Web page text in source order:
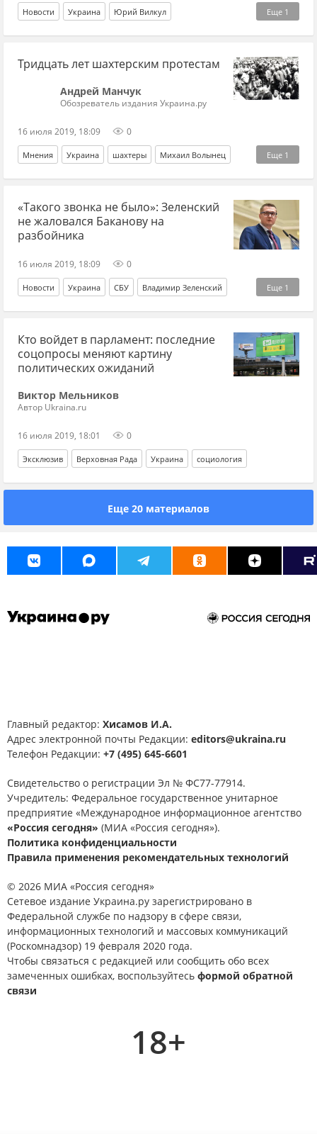
Еще 1
Новости Украина Юрий Вилкул
Владимир Зеленский
Тридцать лет шахтерским протестам
Андрей Манчук
Обозреватель издания Украина.ру
16 июля 2019, 18:09 0
Еще 1
Мнения Украина шахтеры Михаил Волынец
История
«Такого звонка не было»: Зеленский
не жаловался Баканову на
разбойника
16 июля 2019, 18:09 0
Еще 1
Новости Украина СБУ Владимир Зеленский
Иван Баканов
Кто войдет в парламент: последние
соцопросы меняют картину
политических ожиданий
Виктор Мельников
Автор Ukraina.ru
16 июля 2019, 18:01 0
Эксклюзив Верховная Рада Украина социология
Еще 20 материалов
Главный редактор: Хисамов И.А.
Адрес электронной почты Редакции: editors@ukraina.ru
Телефон Редакции: +7 (495) 645-6601
Свидетельство о регистрации Эл № ФС77-77914.
Учредитель: Федеральное государственное унитарное
предприятие «Международное информационное агентство
«Россия сегодня» (МИА «Россия сегодня»).
Политика конфиденциальности
Правила применения рекомендательных технологий
© 2026 МИА «Россия сегодня»
Сетевое издание Украина.ру зарегистрировано в
Федеральной службе по надзору в сфере связи,
информационных технологий и массовых коммуникаций
(Роскомнадзор) 19 февраля 2020 года.
Чтобы связаться с редакцией или сообщить обо всех
замеченных ошибках, воспользуйтесь формой обратной
связи
18+